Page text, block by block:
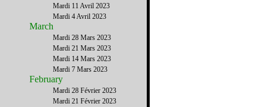
Mardi 11 Avril 2023
Mardi 4 Avril 2023
March
Mardi 28 Mars 2023
Mardi 21 Mars 2023
Mardi 14 Mars 2023
Mardi 7 Mars 2023
February
Mardi 28 Février 2023
Mardi 21 Février 2023